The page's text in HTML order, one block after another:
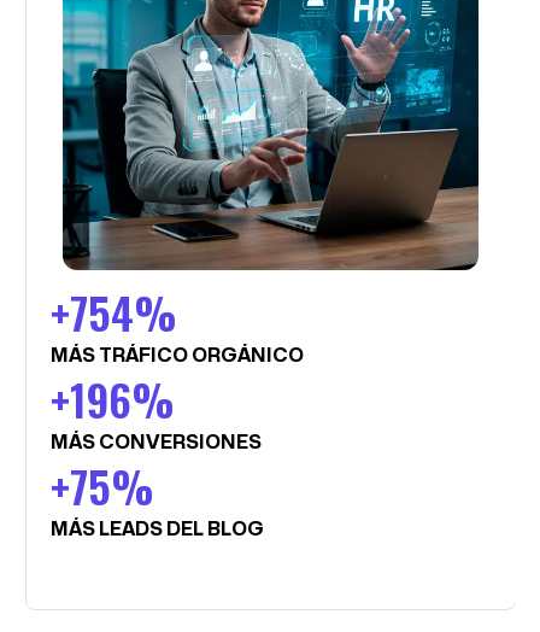
+754%
MÁS TRÁFICO ORGÁNICO
+196%
MÁS CONVERSIONES
+75%
MÁS LEADS DEL BLOG